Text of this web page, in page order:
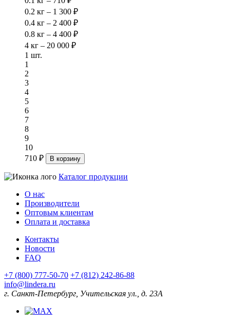
0.2 кг – 1 300 ₽
0.4 кг – 2 400 ₽
0.8 кг – 4 400 ₽
4 кг – 20 000 ₽
1 шт.
1
2
3
4
5
6
7
8
9
10
710 ₽
В корзину
Каталог продукции
О нас
Производители
Оптовым клиентам
Оплата и доставка
Контакты
Новости
FAQ
+7 (800) 777-50-70 +7 (812) 242-86-88
info@lindera.ru
г. Санкт-Петербург, Учительская ул., д. 23А